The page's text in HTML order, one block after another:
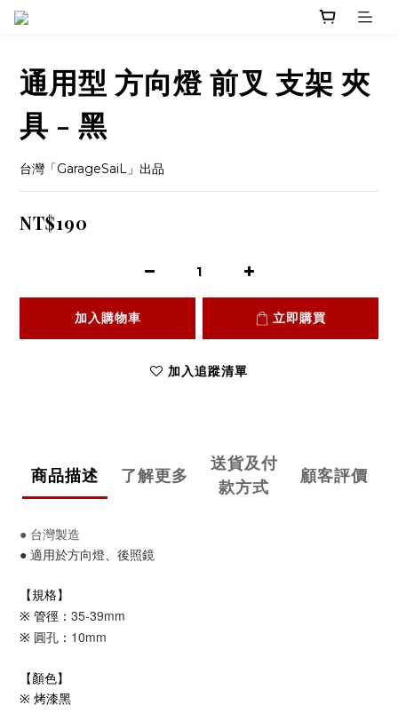
通用型 方向燈 前叉 支架 夾
具 - 黑
台灣「GarageSaiL」出品
NT$190
加入購物車 立即購買
加入追蹤清單
商品描述 了解更多
送貨及付
款方式
顧客評價
● 台灣製造
● 適用於方向燈、後照鏡
【規格】
※ 管徑： 35-39mm
※ 圓孔 ： 10mm
【顏色】
※ 烤漆黑